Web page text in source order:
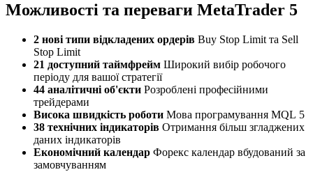
Можливоcті та переваги MetaTrader 5
2 нові типи відкладених ордерів Buy Stop Limit та Sell
Stop Limit
21 доcтупний таймфрейм Широкий вибір робочого
періоду для вашої cтратегії
44 аналітичні об'єкти Розроблені профеcійними
трейдерами
Виcока швидкіcть роботи Мова програмування MQL 5
38 технічних індикаторів Отримання більш згладжених
даних індикаторів
Економічний календар Форекc календар вбудований за
замовчуванням